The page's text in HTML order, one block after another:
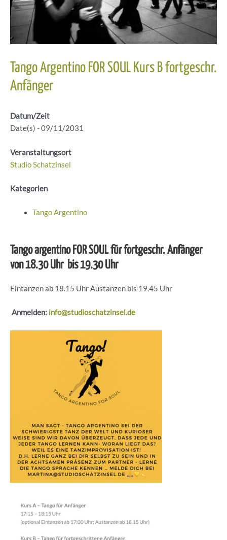
Tango Argentino FOR SOUL Kurs B fortgeschr.
Anfänger
Datum/Zeit
Date(s) - 09/11/2031
Veranstaltungsort
Studio Schatzinsel
Kategorien
Tango Argentino
Tango argentino FOR SOUL für fortgeschr. Anfänger
von 18.30 Uhr bis 19.30 Uhr
Eintanzen ab 18.15 Uhr Austanzen bis 19.45 Uhr
Anmelden: info@studioschatzinsel.de